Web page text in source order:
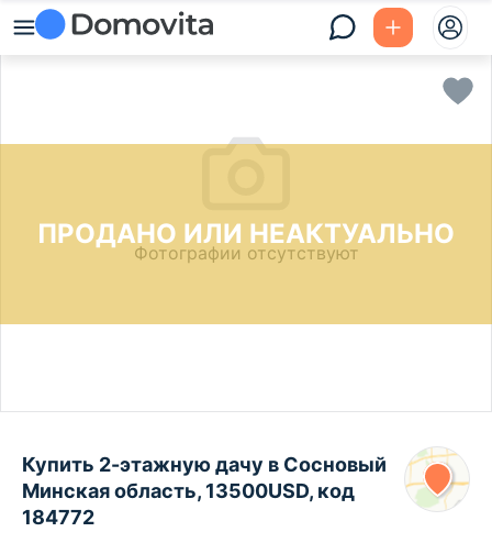
ПРОДАНО ИЛИ НЕАКТУАЛЬНО
Фотографии отсутствуют
Купить 2-этажную дачу в Сосновый
Минская область, 13500USD, код
184772